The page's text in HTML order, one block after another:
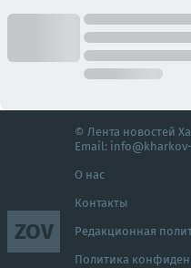
ZOV
© Лента новостей
Email:
О нас
Контакты
Редакционная
Политика